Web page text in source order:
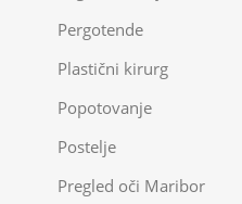
Pergotende
Plastični kirurg
Popotovanje
Postelje
Pregled oči Maribor